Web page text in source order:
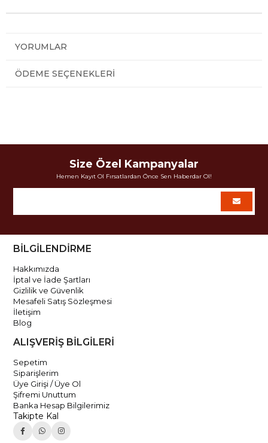
YORUMLAR
ÖDEME SEÇENEKLERI
Size Özel Kampanyalar
Hemen Kayıt Ol Fırsatlardan Önce Sen Haberdar Ol!
BİLGİLENDİRME
Hakkımızda
İptal ve İade Şartları
Gizlilik ve Güvenlik
Mesafeli Satış Sözleşmesi
İletişim
Blog
ALIŞVERİŞ BİLGİLERİ
Sepetim
Siparişlerim
Üye Girişi / Üye Ol
Şifremi Unuttum
Banka Hesap Bilgilerimiz
Takipte Kal